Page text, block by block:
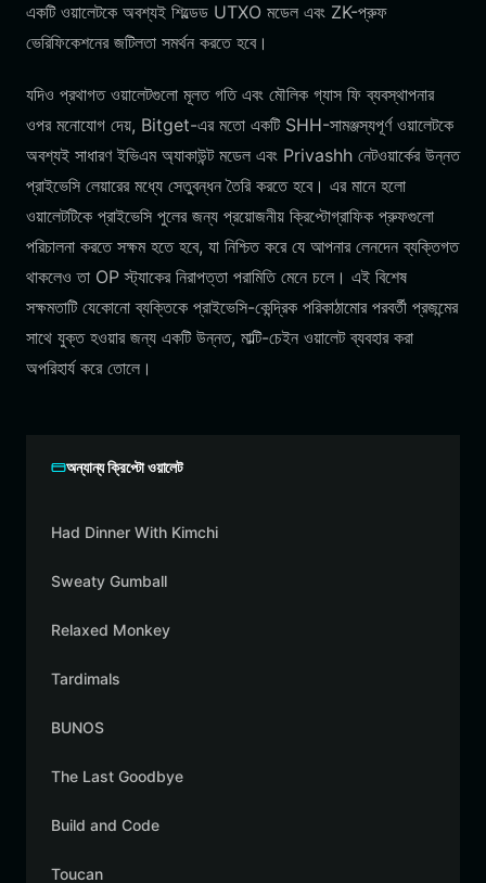
একটি ওয়ালেটকে অবশ্যই শিল্ডেড UTXO মডেল এবং ZK-প্রুফ
ভেরিফিকেশনের জটিলতা সমর্থন করতে হবে।
যদিও প্রথাগত ওয়ালেটগুলো মূলত গতি এবং মৌলিক গ্যাস ফি ব্যবস্থাপনার
ওপর মনোযোগ দেয়, Bitget-এর মতো একটি SHH-সামঞ্জস্যপূর্ণ ওয়ালেটকে
অবশ্যই সাধারণ ইভিএম অ্যাকাউন্ট মডেল এবং Privashh নেটওয়ার্কের উন্নত
প্রাইভেসি লেয়ারের মধ্যে সেতুবন্ধন তৈরি করতে হবে। এর মানে হলো
ওয়ালেটটিকে প্রাইভেসি পুলের জন্য প্রয়োজনীয় ক্রিপ্টোগ্রাফিক প্রুফগুলো
পরিচালনা করতে সক্ষম হতে হবে, যা নিশ্চিত করে যে আপনার লেনদেন ব্যক্তিগত
থাকলেও তা OP স্ট্যাকের নিরাপত্তা পরামিতি মেনে চলে। এই বিশেষ
সক্ষমতাটি যেকোনো ব্যক্তিকে প্রাইভেসি-কেন্দ্রিক পরিকাঠামোর পরবর্তী প্রজন্মের
সাথে যুক্ত হওয়ার জন্য একটি উন্নত, মাল্টি-চেইন ওয়ালেট ব্যবহার করা
অপরিহার্য করে তোলে।
অন্যান্য ক্রিপ্টো ওয়ালেট
Had Dinner With Kimchi
Sweaty Gumball
Relaxed Monkey
Tardimals
BUNOS
The Last Goodbye
Build and Code
Toucan